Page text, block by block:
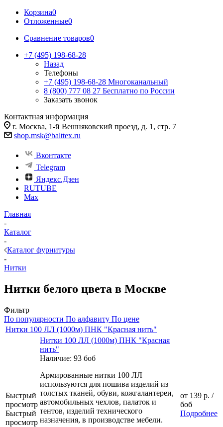
Корзина0
Отложенные0
Сравнение товаров0
+7 (495) 198-68-28
Назад
Телефоны
+7 (495) 198-68-28 Многоканальный
8 (800) 777 08 27 Бесплатно по России
Заказать звонок
Контактная информация
г. Москва, 1-й Вешняковский проезд, д. 1, стр. 7
shop.msk@balttex.ru
Вконтакте
Telegram
Яндекс.Дзен
RUTUBE
Max
Главная
-
Каталог
-
Каталог фурнитуры
-
Нитки
Нитки белого цвета в Москве
Фильтр
По популярности По алфавиту По цене
Нитки 100 ЛЛ (1000м) ПНК "Красная нить"
Быстрый
просмотр
Быстрый
просмотр
Нитки 100 ЛЛ (1000м) ПНК "Красная
нить"
Наличие: 93 боб
Армированные нитки 100 ЛЛ
используются для пошива изделий из
толстых тканей, обуви, кожгалантереи,
автомобильных чехлов, палаток и
тентов, изделий технического
назначения, в производстве мебели.
от 139 р. /
боб
Подробнее